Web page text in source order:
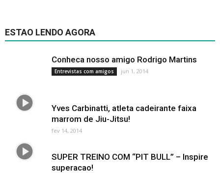
ESTAO LENDO AGORA
Conheca nosso amigo Rodrigo Martins
Entrevistas com amigos jun 1, 2014
Yves Carbinatti, atleta cadeirante faixa
marrom de Jiu-Jitsu!
fev 14, 2014
SUPER TREINO COM “PIT BULL” – Inspire
superacao!